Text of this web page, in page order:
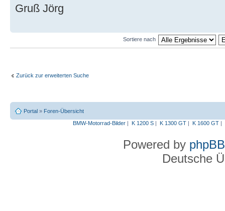
Gruß Jörg
Sortiere nach
Zurück zur erweiterten Suche
Portal » Foren-Übersicht
BMW-Motorrad-Bilder| K 1200 S| K 1300 GT| K 1600 GT|
Powered by phpBB
Deutsche